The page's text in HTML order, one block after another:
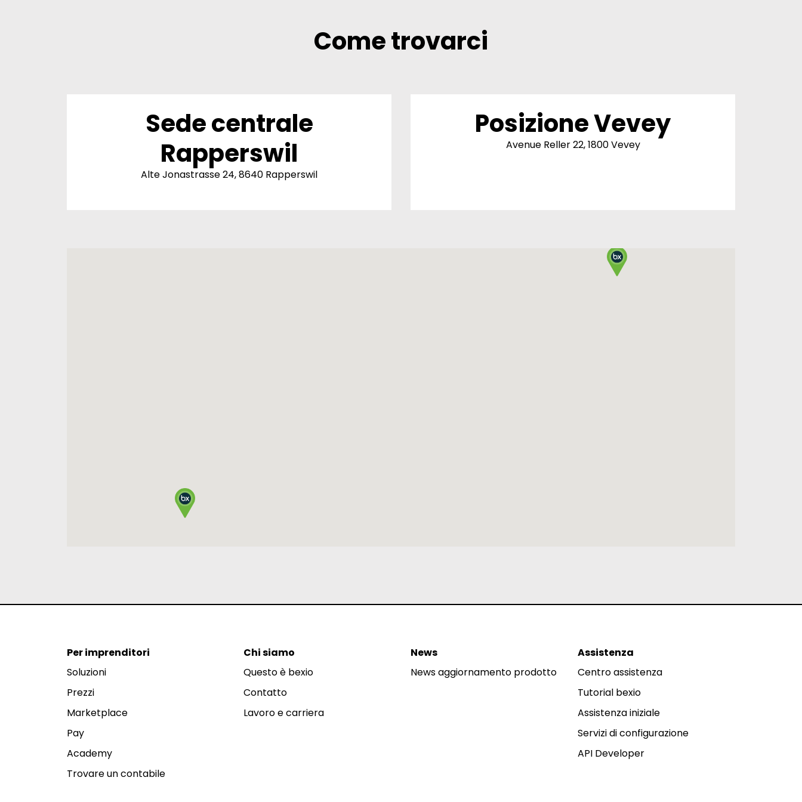
Come trovarci
Sede centrale
Rapperswil
Alte Jonastrasse 24, 8640 Rapperswil
Posizione Vevey
Avenue Reller 22, 1800 Vevey
Per imprenditori
Soluzioni
Prezzi
Marketplace
Pay
Academy
Trovare un contabile
Chi siamo
Questo è bexio
Contatto
Lavoro e carriera
News
News aggiornamento prodotto
Assistenza
Centro assistenza
Tutorial bexio
Assistenza iniziale
Servizi di configurazione
API Developer